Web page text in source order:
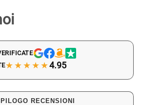
★★★★★4.95
RECENSIONI